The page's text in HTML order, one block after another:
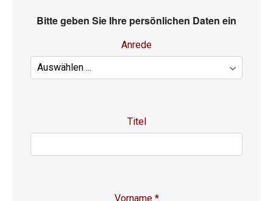
Bitte geben Sie Ihre persönlichen Daten ein
Anrede
Titel
Vorname *